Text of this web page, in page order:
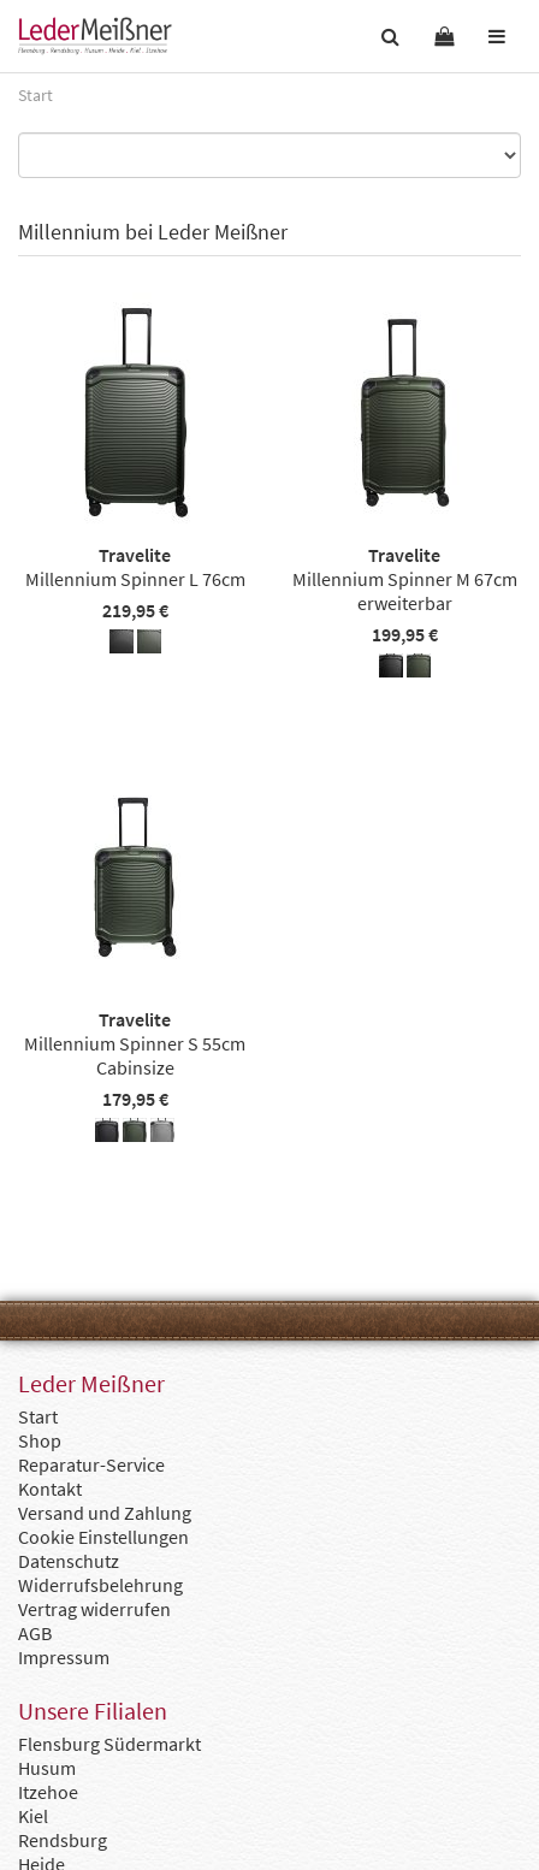
Start
Millennium bei Leder Meißner
Travelite
Millennium Spinner L 76cm
219,95 €
Travelite
Millennium Spinner M 67cm
erweiterbar
199,95 €
Travelite
Millennium Spinner S 55cm
Cabinsize
179,95 €
Leder Meißner
Start
Shop
Reparatur-Service
Kontakt
Versand und Zahlung
Cookie Einstellungen
Datenschutz
Widerrufsbelehrung
Vertrag widerrufen
AGB
Impressum
Unsere Filialen
Flensburg Südermarkt
Husum
Itzehoe
Kiel
Rendsburg
Heide